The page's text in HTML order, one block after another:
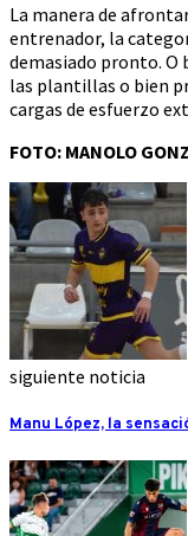
La manera de
entrenador, la
demasiado pronto. O
las plantillas o bien
cargas de esfuerzo
FOTO: MANOLO
siguiente noticia
Manu López, la